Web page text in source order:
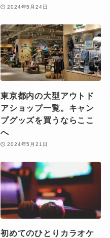
2024年5月24日
東京都内の大型アウトド
アショップ一覧。キャン
プグッズを買うならここ
へ
2024年5月21日
初めてのひとりカラオケ